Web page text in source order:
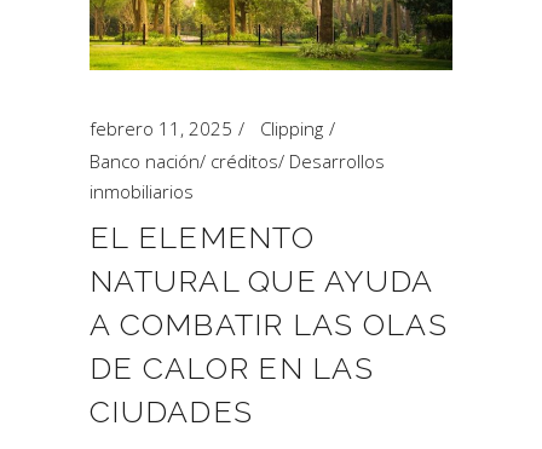
febrero 11, 2025
Clipping
Banco nación/ créditos/ Desarrollos
inmobiliarios
EL ELEMENTO
NATURAL QUE AYUDA
A COMBATIR LAS OLAS
DE CALOR EN LAS
CIUDADES